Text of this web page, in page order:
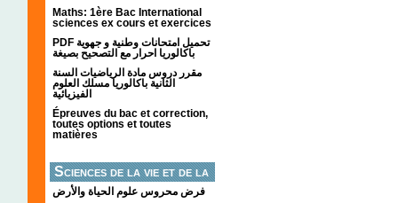
Maths: 1ère Bac International
sciences ex cours et exercices
PDF تحميل امتحانات وطنية و جهوية
باكالوريا احرار مع التصحيح بصيغة
مقرر دروس مادة الرياضيات السنة
الثانية باكالوريا مسلك العلوم
الفيزيائية
Épreuves du bac et correction,
toutes options et toutes
matières
Sciences de la vie et de la
terre
فرض محروس علوم الحياة والأرض